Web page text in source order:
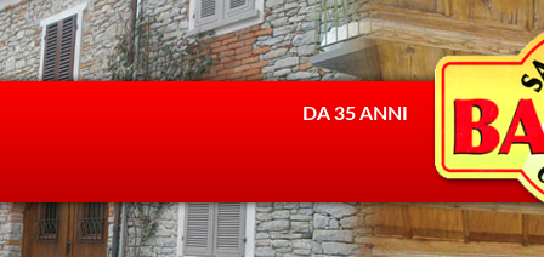
DA 35 ANNI